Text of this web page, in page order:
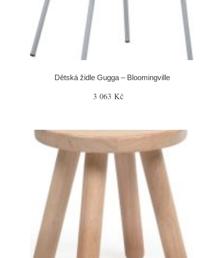
Dětská židle Gugga – Bloomingville
3 063 Kč